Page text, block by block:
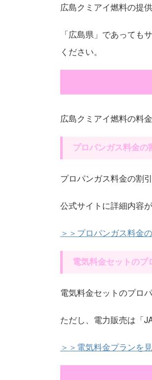
広島クミアイ燃料の提
「広島県」であっても
ください。
広島クミアイ燃料の料
プロパンガス料金の
プロパンガス料金の割
公式サイトに詳細内容
＞＞プロパンガス料金
電気料金セットのプ
電気料金セットのプロ
ただし、電力販売は「
＞＞電気料金プランを